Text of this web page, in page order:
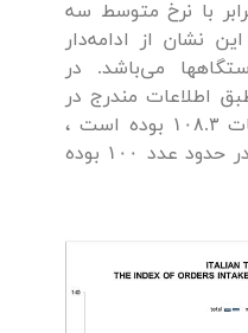
برابر با نرخ متوسط سه
نشان از ادامه‌دار
می‌باشد. در
سوم سال ۲۰۱۸ طبق اطلاعات مندرج در
جدول زير ، شاخص سفارشات ۱۰۸.۳ بوده است ،
این شاخص در سال ۲۰۱۵ در حدود عدد ۱۰۰ بوده